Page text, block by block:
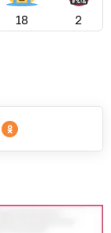
18 2